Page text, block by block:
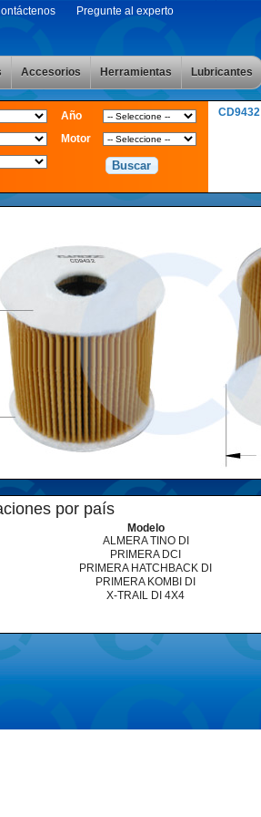
Pregunte al experto
Accesorios Herramientas Lubricantes
Año
Motor
CD9432
por país
Modelo
ALMERA TINO DI
PRIMERA DCI
PRIMERA HATCHBACK DI
PRIMERA KOMBI DI
X-TRAIL DI 4X4